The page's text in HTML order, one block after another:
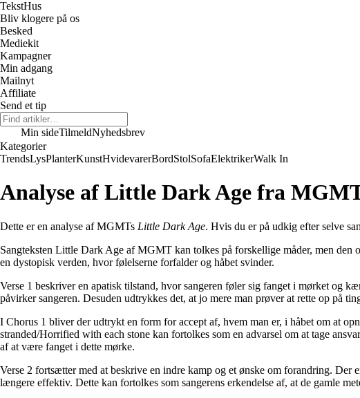
TekstHus
Bliv klogere på os
Besked
Mediekit
Kampagner
Min adgang
Mailnyt
Affiliate
Send et tip
Min sideTilmeldNyhedsbrev
Kategorier
TrendsLysPlanterKunstHvidevarerBordStolSofaElektrikerWalk In
Analyse af Little Dark Age fra
Dette er en analyse af MGMTs Little Dark Age. Hvis du er på udkig efter selve
Sangteksten Little Dark Age af MGMT kan tolkes på forskellige måder, men den
en dystopisk verden, hvor følelserne forfalder og håbet svinder.
Verse 1 beskriver en apatisk tilstand, hvor sangeren føler sig fanget i mørket og
påvirker sangeren. Desuden udtrykkes det, at jo mere man prøver at rette op på
I Chorus 1 bliver der udtrykt en form for accept af, hvem man er, i håbet om at
stranded/Horrified with each stone kan fortolkes som en advarsel om at tage
af at være fanget i dette mørke.
Verse 2 fortsætter med at beskrive en indre kamp og et ønske om forandring.
længere effektiv. Dette kan fortolkes som sangerens erkendelse af, at de gamle